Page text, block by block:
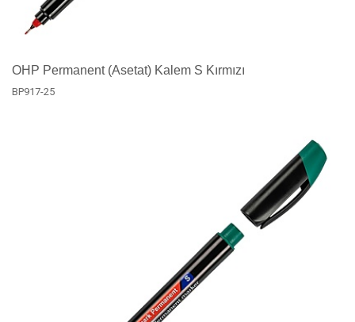
OHP Permanent (Asetat) Kalem S Kırmızı
BP917-25